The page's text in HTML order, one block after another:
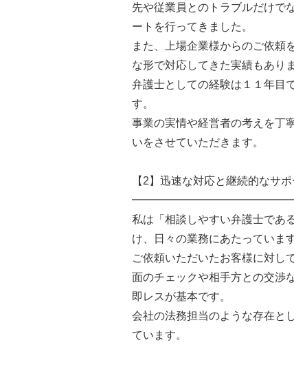
先や従業員とのトラブルだけで
ートを行ってきました。
また、上場企業様からのご依頼
な形で対応してきた実績もありま
弁護士としての経験は１１年目
す。
事業の実情や経営者の考えを丁
いをさせていただきます。
【2】迅速な対応と継続的なサポ
私は「相談しやすい弁護士であ
け、日々の業務にあたっています
ご依頼いただいたお客様に対し
面のチェックや相手方との交渉
即レスが基本です。
会社の法務担当のような存在と
ています。